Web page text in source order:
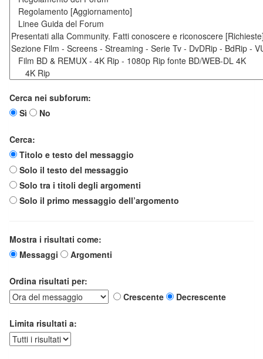
Cerca nei subforum:
Sì
No
Cerca:
Titolo e testo del messaggio
Solo il testo del messaggio
Solo tra i titoli degli argomenti
Solo il primo messaggio dell’argomento
Mostra i risultati come:
Messaggi
Argomenti
Ordina risultati per:
Crescente
Decrescente
Limita risultati a: